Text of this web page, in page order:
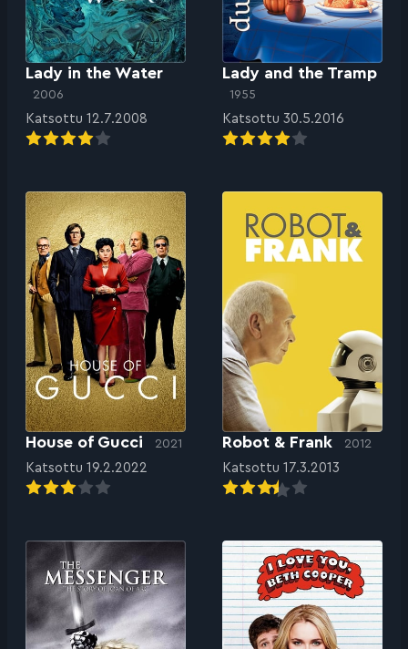
Lady in the Water
2006
Katsottu 12.7.2008
Lady and the Tramp
1955
Katsottu 30.5.2016
House of Gucci 2021
Katsottu 19.2.2022
Robot & Frank 2012
Katsottu 17.3.2013